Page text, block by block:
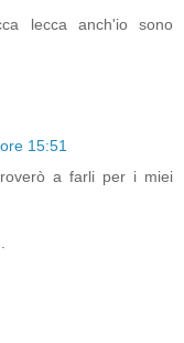
lecca anch'io sono
15:51
a farli per i miei